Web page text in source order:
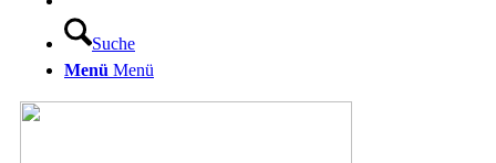
Suche
Menü Menü